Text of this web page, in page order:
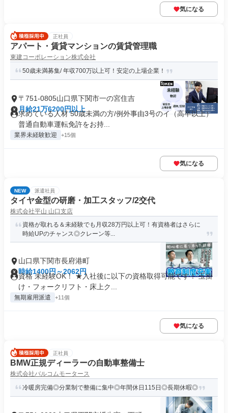
気になる
正社員
アパート・賃貸マンションの賃貸管理職
東建コーポレーション株式会社
50歳未満募集/ 年収700万以上可！安定の上場企業！
〒751-0805山口県下関市一の宮住吉
月給21万6200円以上
求めている人材 50歳未満の方/例外事由3号のイ（高卒以上）
普通自動車運転免許をお持...
業界未経験歓迎 +15個
気になる
NEW 派遣社員
タイヤ金型の研磨・加工スタッフ/2交代
株式会社平山 山口支店
資格が取れる＆未経験でも月収28万円以上可！有資格者はさらに
時給UPのチャンス◎クレーン等...
山口県下関市長府港町
時給1400円～2062円
資格 未経験OK！ ★入社後に以下の資格取得可能です！ 玉掛
け・フォークリフト・床上ク...
無期雇用派遣 +11個
気になる
正社員
BMW正規ディーラーの自動車整備士
株式会社バルコムモータース
冷暖房完備◎分業制で整備に集中◎年間休日115日◎長期休暇◎